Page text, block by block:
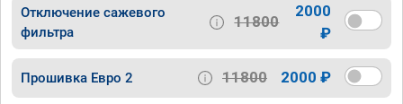
Отключение сажевого
фильтра
11800
2000
₽
Прошивка Евро 2 11800 2000 ₽